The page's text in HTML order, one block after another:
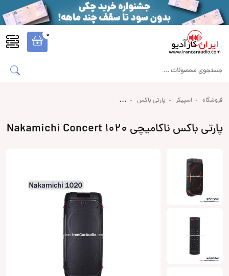
0
فروشگاه اسپیکر پارتی باکس
پارتی باکس ناکامیچی Nakamichi Concert 1020